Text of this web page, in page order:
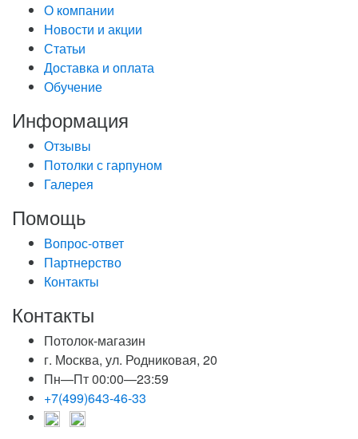
О компании
Новости и акции
Статьи
Доставка и оплата
Обучение
Информация
Отзывы
Потолки с гарпуном
Галерея
Помощь
Вопрос-ответ
Партнерство
Контакты
Контакты
Потолок-магазин
г. Москва, ул. Родниковая, 20
Пн—Пт 00:00—23:59
+7(499)643-46-33